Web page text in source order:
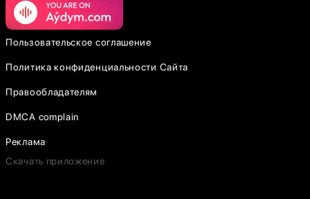
Пользовательское соглашение
Политика конфиденциальности Сайта
Правообладателям
DMCA complain
Реклама
Скачать приложение